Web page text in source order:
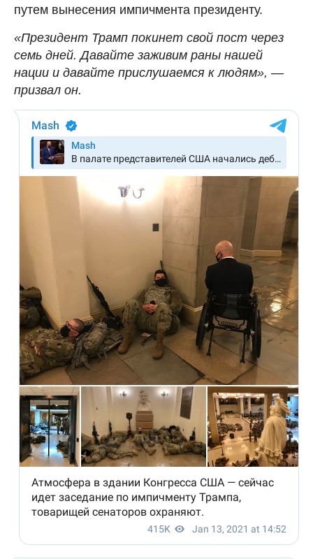
путем вынесения импичмента президенту.
«Президент Трамп покинет свой пост через
семь дней. Давайте заживим раны нашей
нации и давайте прислушаемся к людям», —
призвал он.